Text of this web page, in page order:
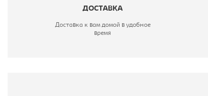
ДОСТАВКА
Доставка к вам домой в удобное
время